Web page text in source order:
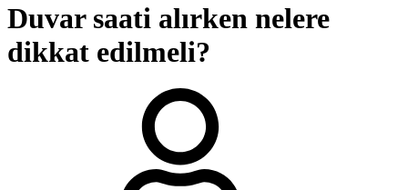
Duvar saati alırken nelere
dikkat edilmeli?